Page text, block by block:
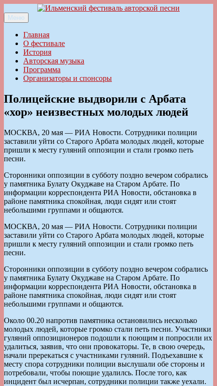
к
содержимому
Ильменский фестиваль авторской песни
Меню
Главная
О фестивале
История
Авторская музыка
Программа
Организаторы и спонсоры
Полицейские выдворили с Арбата
«хор» неизвестных молодых людей
МОСКВА, 20 мая — РИА Новости. Сотрудники полиции
заставили уйти со Старого Арбата молодых людей, которые
пришли к месту гуляний оппозиции и стали громко петь
песни.
Сторонники оппозиции в субботу поздно вечером собрались
у памятника Булату Окуджаве на Старом Арбате. По
информации корреспондента РИА Новости, обстановка в
районе памятника спокойная, люди сидят или стоят
небольшими группами и общаются.
МОСКВА, 20 мая — РИА Новости. Сотрудники полиции
заставили уйти со Старого Арбата молодых людей, которые
пришли к месту гуляний оппозиции и стали громко петь
песни.
Сторонники оппозиции в субботу поздно вечером собрались
у памятника Булату Окуджаве на Старом Арбате. По
информации корреспондента РИА Новости, обстановка в
районе памятника спокойная, люди сидят или стоят
небольшими группами и общаются.
Около 00.20 напротив памятника остановились несколько
молодых людей, которые громко стали петь песни. Участники
гуляний оппозиционеров подошли к поющим и попросили их
удалиться, заявив, что они провокаторы. Те, в свою очередь,
начали пререкаться с участниками гуляний. Подъехавшие к
месту спора сотрудники полиции выслушали обе стороны и
потребовали, чтобы поющие удалилсь. После того, как
инцидент был исчерпан, сотрудники полиции также уехали.